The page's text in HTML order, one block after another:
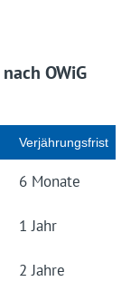
OWiG
Verjährungsfrist
6 Monate
1 Jahr
2 Jahre